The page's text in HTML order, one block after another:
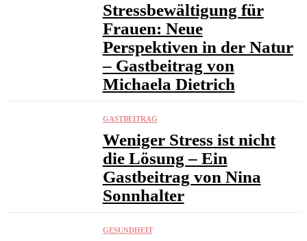
Stressbewältigung für
Frauen: Neue
Perspektiven in der Natur
– Gastbeitrag von
Michaela Dietrich
GASTBEITRAG
Weniger Stress ist nicht
die Lösung – Ein
Gastbeitrag von Nina
Sonnhalter
GESUNDHEIT